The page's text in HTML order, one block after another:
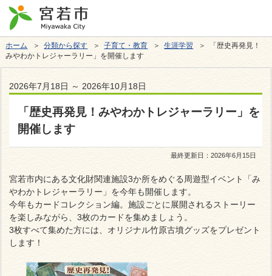
ホーム ＞分類から探す ＞子育て・教育 ＞生涯学習
＞ 「歴史再発見！
みやわかトレジャーラリー」を開催します
2026年7月18日 ～ 2026年10月18日
「歴史再発見！みやわかトレジャーラリー」を
開催します
最終更新日：2026年6月15日
宮若市内にある文化財関連施設3か所をめぐる周遊型イベント「み
やわかトレジャーラリー」を今年も開催します。
今年もカードコレクション編。施設ごとに展開されるストーリー
を楽しみながら、3枚のカードを集めましょう。
3枚すべて集めた方には、オリジナル竹原古墳グッズをプレゼント
します！